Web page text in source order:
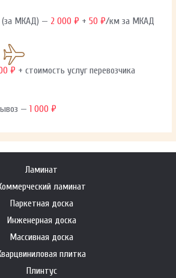
МКАД) — 2 000 ₽ +50 ₽/км за МКАД
₽ + стоимость услуг перевозчика
—1 000 ₽
Ламинат
ламинат
Паркетная доска
Инженерная доска
Массивная доска
плитка
Плинтус